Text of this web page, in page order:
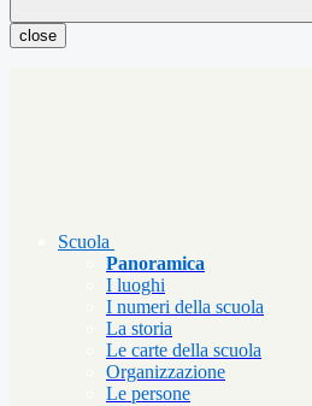
close
Scuola
Panoramica
I luoghi
I numeri della scuola
La storia
Le carte della scuola
Organizzazione
Le persone